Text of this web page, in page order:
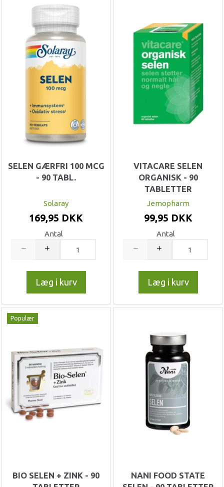
SELEN GÆRFRI 100 MCG
- 90 TABL.
Solaray
169,95 DKK
Antal
Læg i kurv
VITACARE SELEN
ORGANISK - 90
TABLETTER
Jemopharm
99,95 DKK
Antal
Læg i kurv
Populær
BIO SELEN + ZINK - 90
NANI FOOD STATE